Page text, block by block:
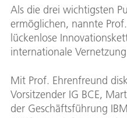
Als die drei wichtigsten
ermöglichen, nannte
lückenlose
internationale
Mit Prof. Ehrenfreund
Vorsitzender IG BCE,
der Geschäftsführung